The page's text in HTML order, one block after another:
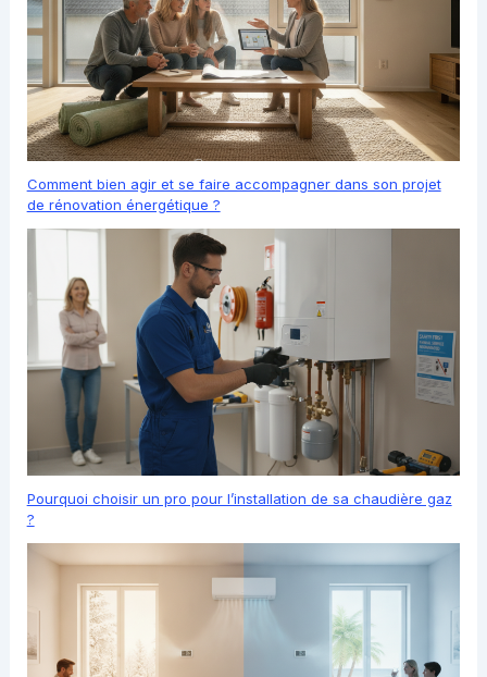
Comment bien agir et se faire accompagner dans son projet
de rénovation énergétique ?
Pourquoi choisir un pro pour l’installation de sa chaudière gaz
?